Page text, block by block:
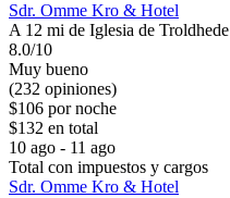
Sdr. Omme Kro & Hotel
A 12 mi de Iglesia de Troldhede
8.0/10
Muy bueno
(232 opiniones)
$106 por noche
$132 en total
10 ago - 11 ago
Total con impuestos y cargos
Sdr. Omme Kro & Hotel